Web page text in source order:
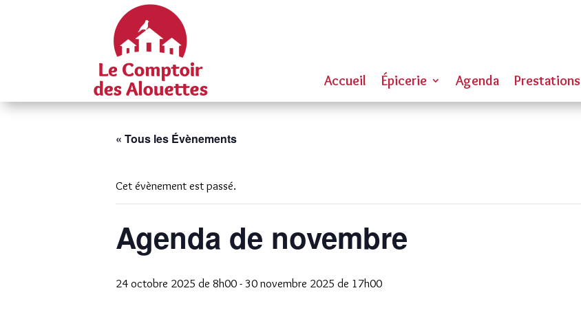
Accueil Épicerie Agenda Prestations
« Tous les Évènements
Cet évènement est passé.
Agenda de novembre
24 octobre 2025 de 8h00 - 30 novembre 2025 de 17h00